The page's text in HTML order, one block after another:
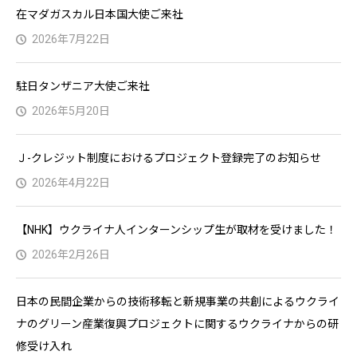
在マダガスカル日本国大使ご来社
2026年7月22日
駐日タンザニア大使ご来社
2026年5月20日
Ｊ-クレジット制度におけるプロジェクト登録完了のお知らせ
2026年4月22日
【NHK】ウクライナ人インターンシップ生が取材を受けました！
2026年2月26日
日本の民間企業からの技術移転と新規事業の共創によるウクライ
ナのグリーン産業復興プロジェクトに関するウクライナからの研
修受け入れ